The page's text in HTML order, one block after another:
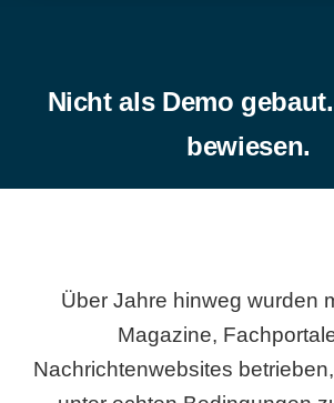
Nicht als Demo
bewiesen.
Über Jahre hinweg wurden
Magazine,
Nachrichtenwebsites